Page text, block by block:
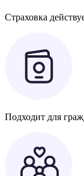
Страховка
Подходит для